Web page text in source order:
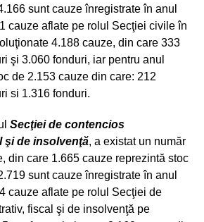
sunt cauze înregistrate în anul
cauze aflate pe rolul Secţiei civile în
4.188 cauze, din care 333
şi 3.060 fonduri, iar pentru anul
de 2.153 cauze din care: 212
si 1.316 fonduri.
Secţiei de contencios
şi de insolvenţă, a existat un număr
din care 1.665 cauze reprezintă stoc
sunt cauze înregistrate în anul
cauze aflate pe rolul Secţiei de
fiscal şi de insolvenţă pe